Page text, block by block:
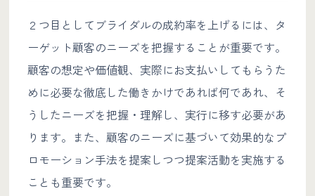
２つ目としてブライダルの成約率を上げるには、タ
ーゲット顧客のニーズを把握することが重要です。
顧客の想定や価値観、実際にお支払いしてもらうた
めに必要な徹底した働きかけであれば何であれ、そ
うしたニーズを把握・理解し、実行に移す必要があ
ります。また、顧客のニーズに基づいて効果的なプ
ロモーション手法を提案しつつ提案活動を実施する
ことも重要です。